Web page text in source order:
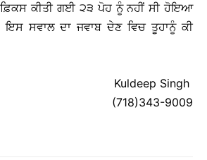
ਕੀਤੀ ਗਈ ੨੩ ਪੋਹ ਨੂੰ ਨਹੀਂ ਸੀ ਹੋਇਆ
ਸਵਾਲ ਦਾ ਜਵਾਬ ਦੇਣ ਵਿਚ ਤੂਹਾਨੂੰ ਕੀ
Kuldeep Singh
(718)343-9009